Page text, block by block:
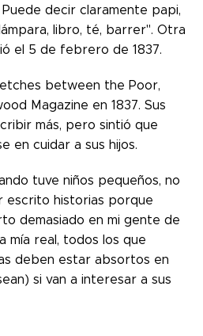
decir claramente papi,
libro, té, barrer". Otra
el 5 de febrero de 1837.
between the Poor,
Magazine en 1837. Sus
más, pero sintió que
en cuidar a sus hijos.
tuve niños pequeños, no
escrito historias porque
demasiado en mi gente de
mía real, todos los que
deben estar absortos en
si van a interesar a sus